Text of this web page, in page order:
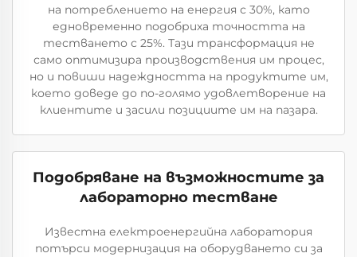
на потреблението на енергия с 30%, като
едновременно подобриха точността на
тестването с 25%. Тази трансформация не
само оптимизира производствения им процес,
но и повиши надеждността на продуктите им,
което доведе до по-голямо удовлетворение на
клиентите и засили позициите им на пазара.
Подобряване на възможностите за
лабораторно тестване
Известна електроенергийна лаборатория
потърси модернизация на оборудването си за